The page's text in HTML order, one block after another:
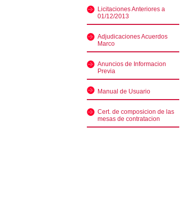
Licitaciones Anteriores a
01/12/2013
Adjudicaciones Acuerdos
Marco
Anuncios de Informacion
Previa
Manual de Usuario
Cert. de composicion de las
mesas de contratacion